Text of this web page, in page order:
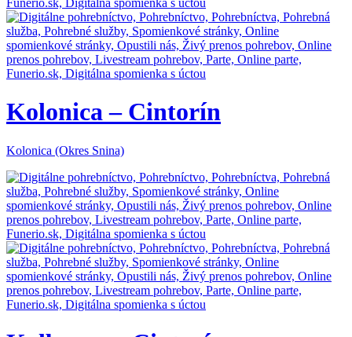
Kolonica – Cintorín
Kolonica (Okres Snina)